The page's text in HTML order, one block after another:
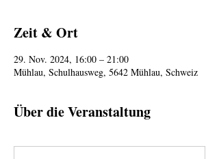
Zeit & Ort
29. Nov. 2024, 16:00 – 21:00
Mühlau, Schulhausweg, 5642 Mühlau, Schweiz
Über die Veranstaltung